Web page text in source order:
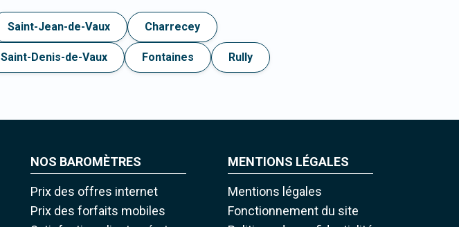
Saint-Jean-de-Vaux Charrecey
Saint-Denis-de-Vaux Fontaines Rully
NOS BAROMÈTRES
Prix des offres internet
Prix des forfaits mobiles
MENTIONS LÉGALES
Mentions légales
Fonctionnement du site